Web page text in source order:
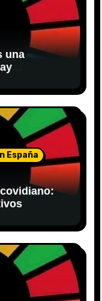
una
España